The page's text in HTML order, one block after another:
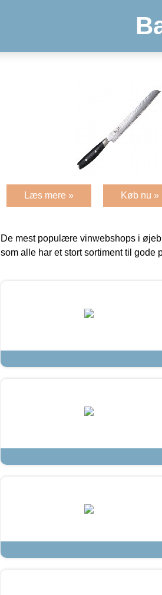
Læs mere » Køb nu »
De mest populære vinwebshops i
som alle har et stort sortiment til gode